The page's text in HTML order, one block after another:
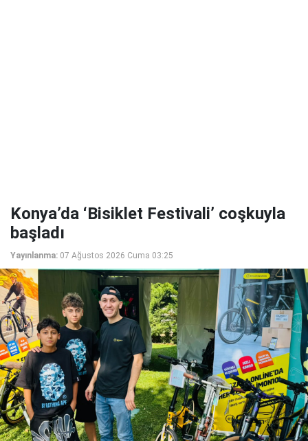
Konya’da ‘Bisiklet Festivali’ coşkuyla
başladı
Yayınlanma: 07 Ağustos 2026 Cuma 03:25